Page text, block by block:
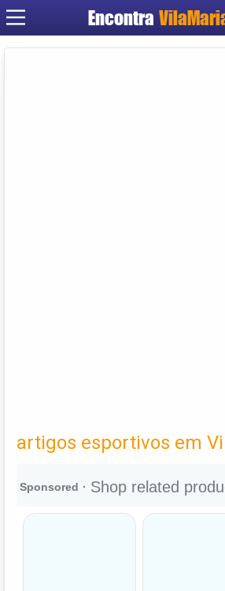
Encontra
Cadastrar
artigos esportivos em